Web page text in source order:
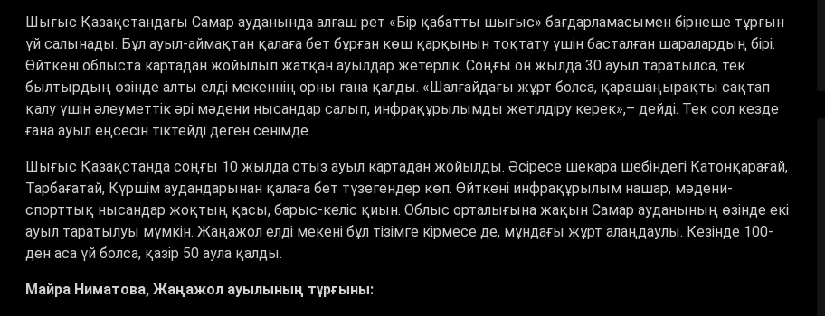
Шығыс Қазақстандағы Самар ауданында алғаш рет «Бір қабатты шығыс» бағдарламасымен бірнеше тұрғын
үй салынады. Бұл ауыл-аймақтан қалаға бет бұрған көш қарқынын тоқтату үшін басталған шаралардың бірі.
Өйткені облыста картадан жойылып жатқан ауылдар жетерлік. Соңғы он жылда 30 ауыл таратылса, тек
былтырдың өзінде алты елді мекеннің орны ғана қалды. «Шалғайдағы жұрт болса, қарашаңырақты сақтап
қалу үшін әлеуметтік әрі мәдени нысандар салып, инфрақұрылымды жетілдіру керек»,– дейді. Тек сол кезде
ғана ауыл еңсесін тіктейді деген сенімде.
Шығыс Қазақстанда соңғы 10 жылда отыз ауыл картадан жойылды. Әсіресе шекара шебіндегі Катонқарағай,
Тарбағатай, Күршім аудандарынан қалаға бет түзегендер көп. Өйткені инфрақұрылым нашар, мәдени-
спорттық нысандар жоқтың қасы, барыс-келіс қиын. Облыс орталығына жақын Самар ауданының өзінде екі
ауыл таратылуы мүмкін. Жаңажол елді мекені бұл тізімге кірмесе де, мұндағы жұрт алаңдаулы. Кезінде 100-
ден аса үй болса, қазір 50 аула қалды.
Майра Ниматова, Жаңажол ауылының тұрғыны: